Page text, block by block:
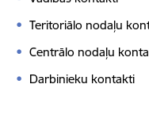
Teritoriālo nodaļu
Centrālo nodaļu
Darbinieku kontakti